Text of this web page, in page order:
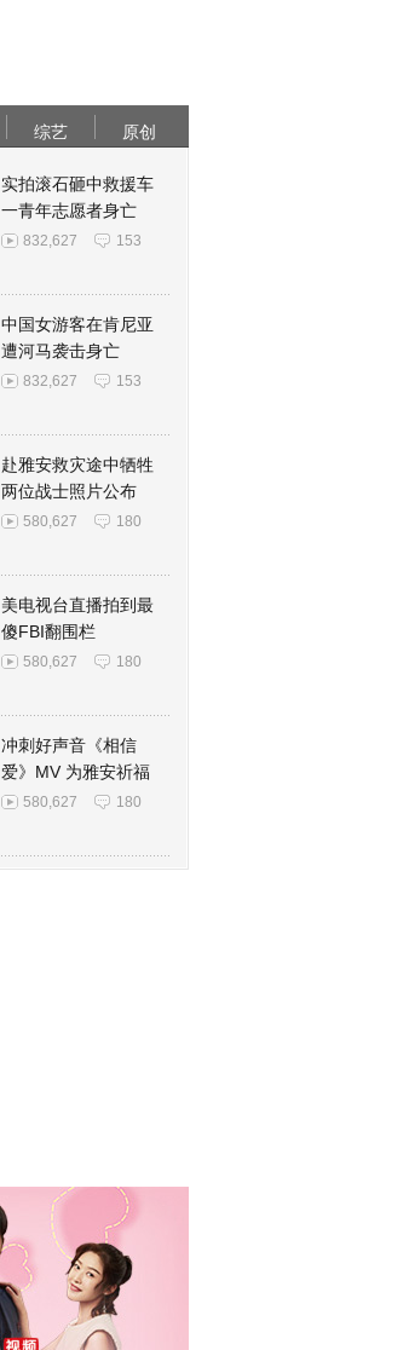
综艺 原创
实拍滚石砸中救援车
一青年志愿者身亡
832,627 153
中国女游客在肯尼亚
遭河马袭击身亡
832,627 153
赴雅安救灾途中牺牲
两位战士照片公布
580,627 180
美电视台直播拍到最
傻FBI翻围栏
580,627 180
冲刺好声音《相信
爱》MV 为雅安祈福
580,627 180